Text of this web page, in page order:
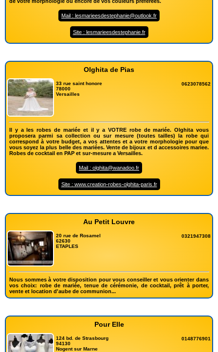
Mail : lesmarieesdestephanie@outlook.fr
Site : lesmarieesdestephanie.fr
Olghita de Pias
33 rue saint honore
78000
Versailles
0623078562
Il y a les robes de mariée et il y a VOTRE robe de mariée. Olghita vous
proposera parmi sa collection ou sur mesure (toutes tailles) la robe qui
correspond à votre budget, a vos attentes et a votre morphologie pour que
vous soyez la plus belle des mariées. Vente de bijoux et d accessoires mariee.
Robes de cocktail en PAP et sur-mesure a Versailles.
Mail : olghita@wanadoo.fr
Site : www.creation-robes-olghita-paris.fr
Au Petit Louvre
20 rue de Rosamel
62630
ETAPLES
0321947308
Nous sommes à votre disposition pour vous conseiller et vous orienter dans
vos choix: robe de mariée, tenue de cérémonie, de cocktail, prêt à porter,
vente et location d'aube de communion...
Pour Elle
124 bd. de Strasbourg
94130
Nogent sur Marne
0148776901